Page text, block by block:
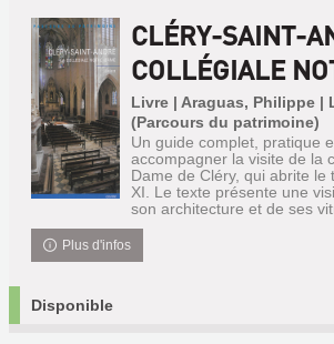
CLÉRY-SAINT-
COLLÉGIALE
Livre | Araguas, Philippe |
(Parcours du patrimoine)
Un guide complet, pratique
accompagner la visite de la
Dame de Cléry, qui abrite le
XI. Le texte présente une
son architecture et de ses
Plus d'infos
Disponible